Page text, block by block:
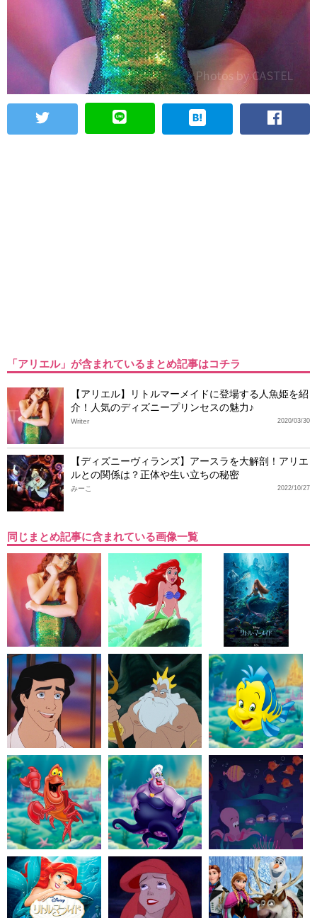
「アリエル」が含まれているまとめ記事はコチラ
【アリエル】リトルマーメイドに登場する人魚姫を紹
介！人気のディズニープリンセスの魅力♪
2020/03/30
Writer
【ディズニーヴィランズ】アースラを大解剖！アリエ
ルとの関係は？正体や生い立ちの秘密
2022/10/27
みーこ
同じまとめ記事に含まれている画像一覧